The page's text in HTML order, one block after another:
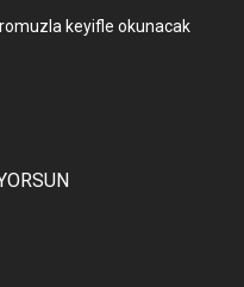
keyifle okunacak